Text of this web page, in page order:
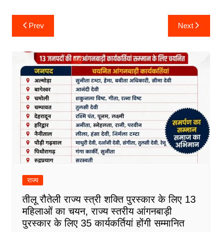
Post
navigation
Prev Next
राज्य
तीलू रौतेली राज्य स्त्री शक्ति पुरस्कार के लिए 13
महिलाओं का चयन, राज्य स्तरीय आंगनबाड़ी
पुरस्कार के लिए 35 कार्यकर्तियां होंगी सम्मानित